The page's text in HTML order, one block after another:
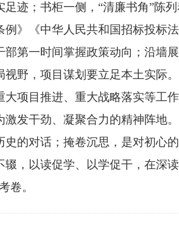
足迹；书柜一侧，“清廉书角”陈
例》《中华人民共和国招标投标
部第一时间掌握政策动向；沿墙
视野，项目谋划要立足本土实际
大项目推进、重大战略落实等工
发干劲、凝聚合力的精神阵地。
史的对话；掩卷沉思，是对初心
辍，以读促学、以学促干，在深
卷。